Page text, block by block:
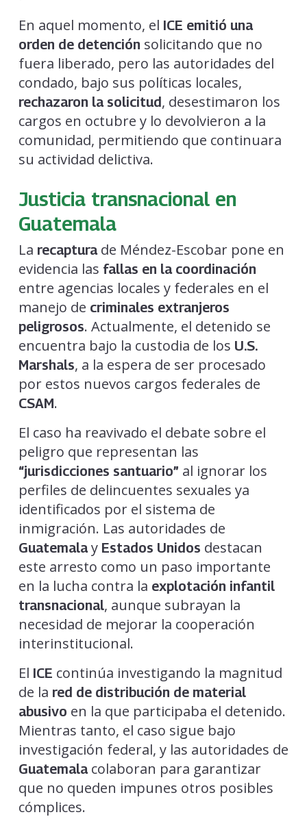
En aquel momento, el ICE emitió una
orden de detención solicitando que no
fuera liberado, pero las autoridades del
condado, bajo sus políticas locales,
rechazaron la solicitud, desestimaron los
cargos en octubre y lo devolvieron a la
comunidad, permitiendo que continuara
su actividad delictiva.
Justicia transnacional en
Guatemala
La recapturade Méndez-Escobar pone en
evidencia las fallas en la coordinación
entre agencias locales y federales en el
manejo de criminales extranjeros
peligrosos. Actualmente, el detenido se
encuentra bajo la custodia de los U.S.
Marshals, a la espera de ser procesado
por estos nuevos cargos federales de
CSAM.
El caso ha reavivado el debate sobre el
peligro que representan las
“jurisdicciones santuario” al ignorar los
perfiles de delincuentes sexuales ya
identificados por el sistema de
inmigración. Las autoridades de
Guatemalay Estados Unidos destacan
este arresto como un paso importante
en la lucha contra la explotación infantil
transnacional, aunque subrayan la
necesidad de mejorar la cooperación
interinstitucional.
El ICE continúa investigando la magnitud
de la red de distribución de material
abusivo en la que participaba el detenido.
Mientras tanto, el caso sigue bajo
investigación federal, y las autoridades de
Guatemalacolaboran para garantizar
que no queden impunes otros posibles
cómplices.